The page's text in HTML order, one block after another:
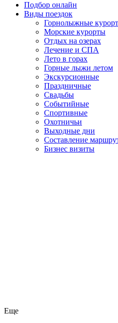
Подбор онлайн
Виды поездок
Горнолыжные
Морские курорты
Отдых на озерах
Лечение и СПА
Лето в горах
Горные лыжи летом
Экскурсионные
Праздничные
Свадьбы
Событийные
Спортивные
Охотничьи
Выходные дни
Составление
Бизнес визиты
Еще